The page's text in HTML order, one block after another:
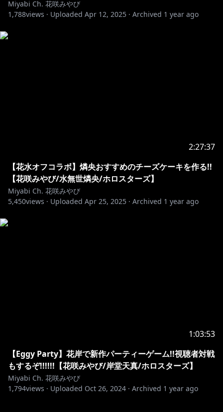
Miyabi Ch. 花咲みやび
1,788views · Uploaded Apr 12, 2025 · Archived 1 year ago
2:27:37
【花水オフコラボ】燐央おすすめのチーズケーキを作る!!
【花咲みやび/水無世燐央/ホロスターズ】
Miyabi Ch. 花咲みやび
5,450views · Uploaded Apr 25, 2025 · Archived 1 year ago
1:03:53
【Eggy Party】花岸で新作パーティーゲーム!!視聴者対戦
もするぞ!!!!!!【花咲みやび/岸堂天真/ホロスターズ】
Miyabi Ch. 花咲みやび
1,794views · Uploaded Oct 26, 2024 · Archived 1 year ago